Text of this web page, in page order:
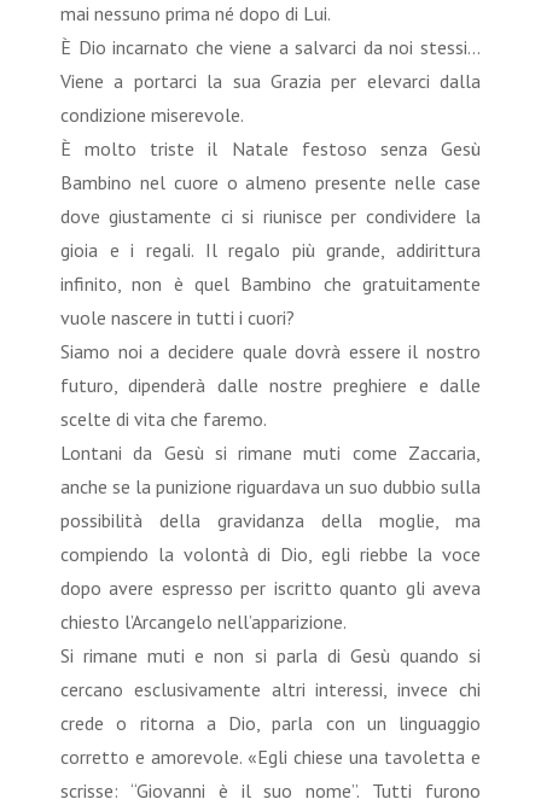
mai nessuno prima né dopo di Lui.
È Dio incarnato che viene a salvarci da noi stessi…
Viene a portarci la sua Grazia per elevarci dalla
condizione miserevole.
È molto triste il Natale festoso senza Gesù
Bambino nel cuore o almeno presente nelle case
dove giustamente ci si riunisce per condividere la
gioia e i regali. Il regalo più grande, addirittura
infinito, non è quel Bambino che gratuitamente
vuole nascere in tutti i cuori?
Siamo noi a decidere quale dovrà essere il nostro
futuro, dipenderà dalle nostre preghiere e dalle
scelte di vita che faremo.
Lontani da Gesù si rimane muti come Zaccaria,
anche se la punizione riguardava un suo dubbio sulla
possibilità della gravidanza della moglie, ma
compiendo la volontà di Dio, egli riebbe la voce
dopo avere espresso per iscritto quanto gli aveva
chiesto l’Arcangelo nell’apparizione.
Si rimane muti e non si parla di Gesù quando si
cercano esclusivamente altri interessi, invece chi
crede o ritorna a Dio, parla con un linguaggio
corretto e amorevole. «Egli chiese una tavoletta e
scrisse: “Giovanni è il suo nome”. Tutti furono